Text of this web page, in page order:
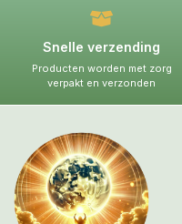
Snelle verzending
Producten worden met zorg
verpakt en verzonden